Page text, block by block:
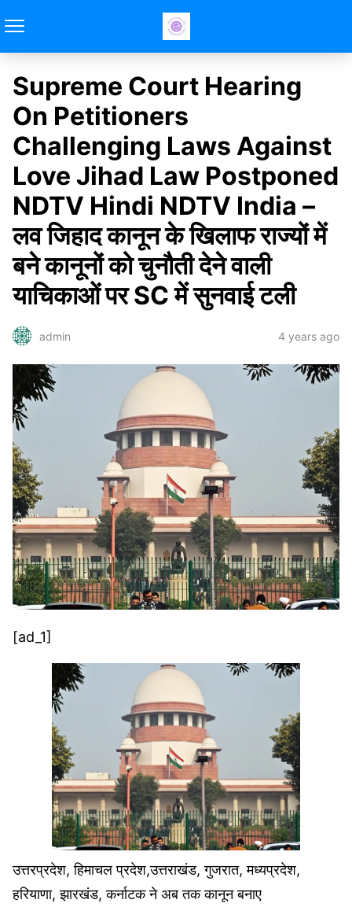
Supreme Court Hearing
On Petitioners
Challenging Laws Against
Love Jihad Law Postponed
NDTV Hindi NDTV India –
लव जिहाद कानून के खिलाफ राज्‍यों में
बने कानूनों को चुनौती देने वाली
याचिकाओं पर SC में सुनवाई टली
admin 4 years ago
[ad_1]
उत्तरप्रदेश, हिमाचल प्रदेश,उत्तराखंड, गुजरात, मध्यप्रदेश,
हरियाणा, झारखंड, कर्नाटक ने अब तक कानून बनाए